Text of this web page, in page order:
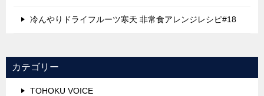
冷んやりドライフルーツ寒天 非常食アレンジレシピ#18
カテゴリー
TOHOKU VOICE